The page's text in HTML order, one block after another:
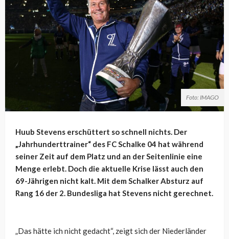
Foto: IMAGO
Huub Stevens erschüttert so schnell nichts. Der
„Jahrhunderttrainer“ des FC Schalke 04 hat während
seiner Zeit auf dem Platz und an der Seitenlinie eine
Menge erlebt. Doch die aktuelle Krise lässt auch den
69-Jährigen nicht kalt. Mit dem Schalker Absturz auf
Rang 16 der 2. Bundesliga hat Stevens nicht gerechnet.
„Das hätte ich nicht gedacht“, zeigt sich der Niederländer